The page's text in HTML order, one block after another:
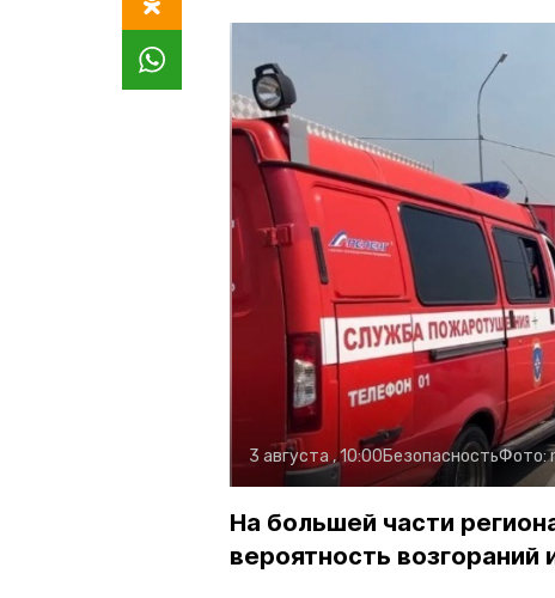
3 августа , 10:00БезопасностьФото:
На большей части
вероятность возгораний